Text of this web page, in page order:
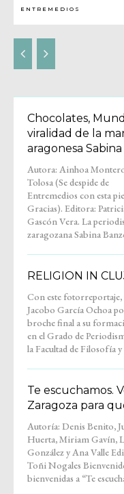
ENTREMEDIOS
Chocolates,
viralidad de la
aragonesa
Autora: Ainhoa
Tolosa (Se despide de
Entremedios con esta
Gracias). Editora: Patricia
Gascón Vera. La periodista
zaragozana Sabina
tras años como reportera
televisión y locutora de spots
para grandes
comenzó su andadura en
RELIGION IN
Con este fotorreportaje,
Jacobo García Ochoa
broche final a su
en el Grado de
la Facultad de Filosofía y
Letras y cierra también su
etapa como
Entremedios. Su trabajo
Te escuchamos.
Zaragoza para
Autoría: Denis Benito,
Huerta, Miriam Gavín,
González y Ana Valle Edición:
Toñi Nogales Bienvenidos y
bienvenidas a “Te
Voces de quienes
Zaragoza para
espacio tranquilo, hecho para
escuchar sin prisas y